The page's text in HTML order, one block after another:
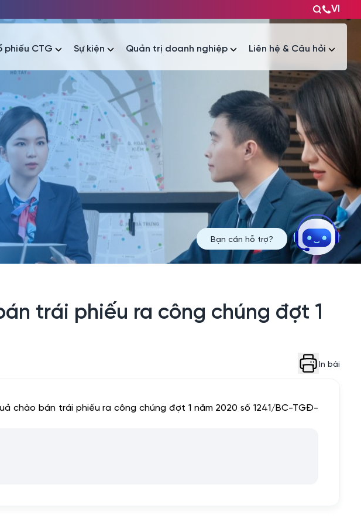
VI
thông tin Sự kiện
phiếu CTG Sự kiện Quản trị doanh nghiệp Liên hệ & Câu hỏi
Công bố thông tin Tài liệu
trái phiếu ra công chúng đợt 1
In bài
chào bán trái phiếu ra công chúng đợt 1 năm 2020 số 1241/BC-TGĐ-
Bạn cần hỗ trợ?